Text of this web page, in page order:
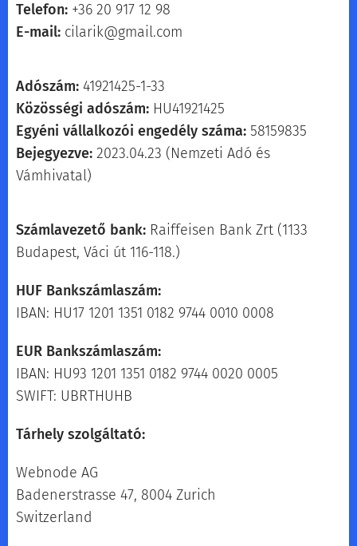
Telefon: +36 20 917 12 98
E-mail: cilarik@gmail.com
Adószám: 41921425-1-33
Közösségi adószám: HU41921425
Egyéni vállalkozói engedély száma: 58159835
Bejegyezve: 2023.04.23 (Nemzeti Adó és
Vámhivatal)
Számlavezető bank: Raiffeisen Bank Zrt (1133
Budapest, Váci út 116-118.)
HUF Bankszámlaszám:
IBAN: HU17 1201 1351 0182 9744 0010 0008
EUR Bankszámlaszám:
IBAN: HU93 1201 1351 0182 9744 0020 0005
SWIFT: UBRTHUHB
Tárhely szolgáltató:
Webnode AG
Badenerstrasse 47, 8004 Zurich
Switzerland